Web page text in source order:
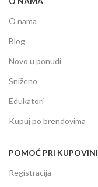
O nama
Blog
Novo u ponudi
Sniženo
Edukatori
Kupuj po brendovima
POMOĆ PRI KUPOVINI
Registracija